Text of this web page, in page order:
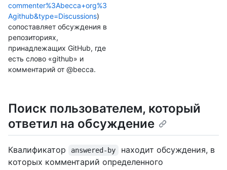
commenter%3Abecca+org%3
Agithub&type=Discussions)
сопоставляет обсуждения в
репозиториях,
принадлежащих GitHub, где
есть слово «github» и
комментарий от @becca.
Поиск пользователем, который
ответил на обсуждение
Квалификатор answered-by
находит обсуждения, в
которых комментарий определенного